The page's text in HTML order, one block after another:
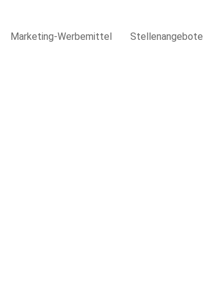
Marketing-Werbemittel Stellenangebote